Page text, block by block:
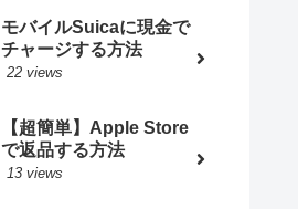
モバイルSuicaに現金で
チャージする方法
22 views
【超簡単】Apple Store
で返品する方法
13 views